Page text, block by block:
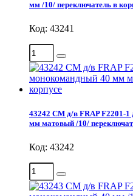
мм /10/ переключатель в
Код: 43241
43242 СМ д/в FRAP F2201-1
мм матовый /10/
Код: 43242